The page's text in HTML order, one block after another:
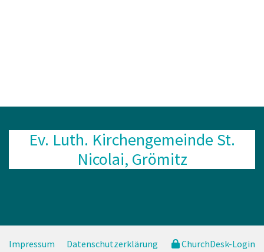
Ev. Luth. Kirchengemeinde St.
Nicolai, Grömitz
Impressum Datenschutzerklärung ChurchDesk-Login